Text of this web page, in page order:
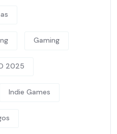
Gaming
2025
Indie Games